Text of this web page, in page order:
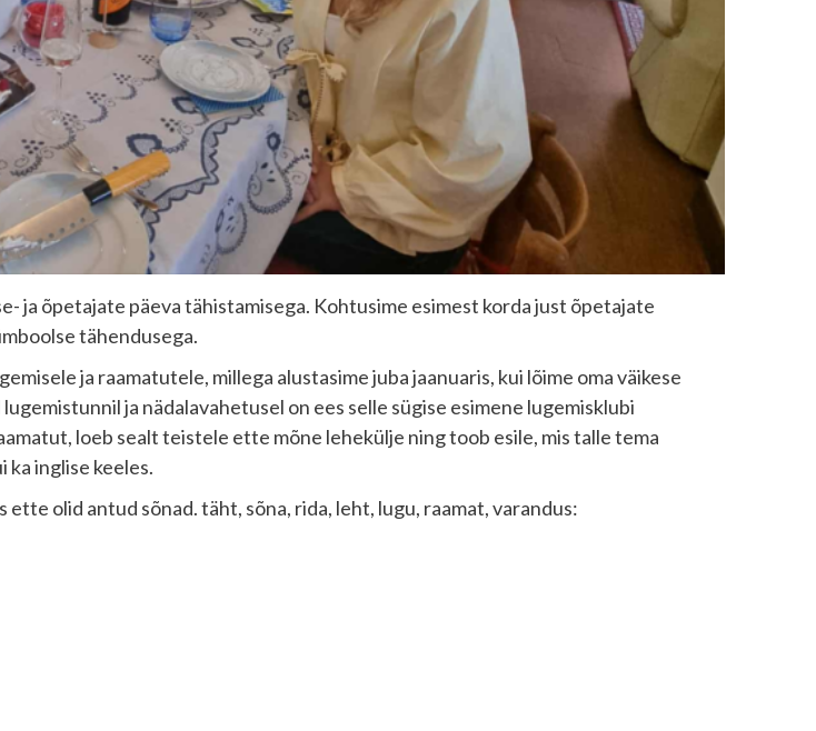
ja õpetajate päeva tähistamisega. Kohtusime esimest korda just õpetajate
tähendusega.
ja raamatutele, millega alustasime juba jaanuaris, kui lõime oma väikese
ja nädalavahetusel on ees selle sügise esimene lugemisklubi
loeb sealt teistele ette mõne lehekülje ning toob esile, mis talle tema
ka inglise keeles.
olid antud sõnad. täht, sõna, rida, leht, lugu, raamat, varandus: